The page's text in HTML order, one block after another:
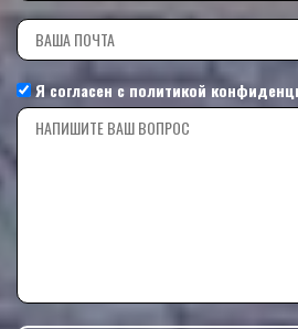
Я согласен сполитикой